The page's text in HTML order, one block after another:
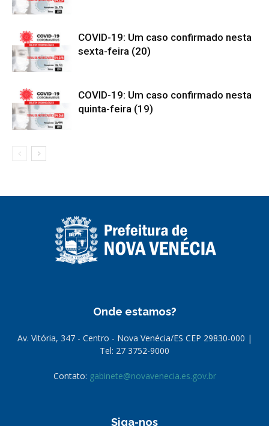
COVID-19: Um caso confirmado nesta
sexta-feira (20)
COVID-19: Um caso confirmado nesta
quinta-feira (19)
Onde estamos?
Av. Vitória, 347 - Centro - Nova Venécia/ES CEP 29830-000 |
Tel: 27 3752-9000
Contato: gabinete@novavenecia.es.gov.br
Siga-nos